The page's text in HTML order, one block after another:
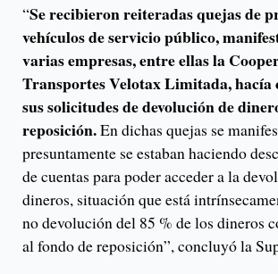
“Se recibieron reiteradas quejas de
vehículos de servicio público,
varias empresas, entre ellas la
Transportes Velotax Limitada, hacía
sus solicitudes de devolución de
reposición.En dichas quejas se
presuntamente se estaban haciendo
de cuentas para poder acceder a la
dineros, situación que está
no devolución del 85 % de los dineros
al fondo de reposición”, concluyó la